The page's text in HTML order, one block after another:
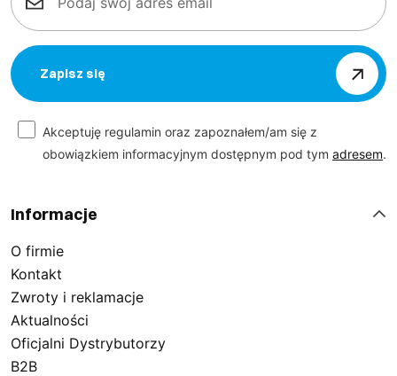
Zapisz się
Akceptuję regulamin oraz zapoznałem/am się z
obowiązkiem informacyjnym dostępnym pod tym adresem.
Informacje
O firmie
Kontakt
Zwroty i reklamacje
Aktualności
Oficjalni Dystrybutorzy
B2B